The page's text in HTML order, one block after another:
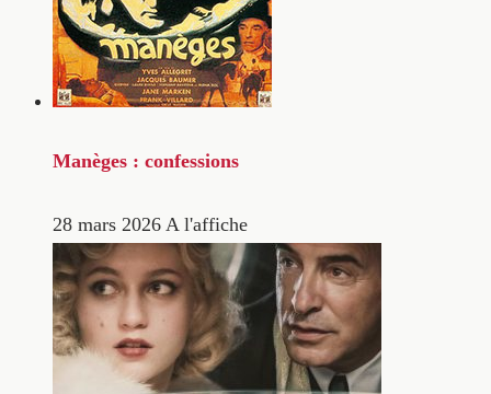
Manèges : confessions
28 mars 2026 A l'affiche